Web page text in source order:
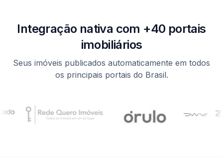
Integração nativa com +40 portais
imobiliários
Seus imóveis publicados automaticamente em todos
os principais portais do Brasil.